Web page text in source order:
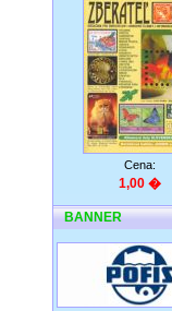
Cena:
1,00 �
BANNER